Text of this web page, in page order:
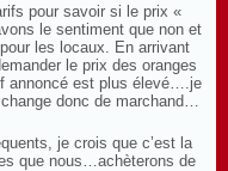
pour savoir si le prix «
le sentiment que non et
les locaux. En arrivant
le prix des oranges
annoncé est plus élevé….je
donc de marchand…
je crois que c’est la
que nous…achèterons de